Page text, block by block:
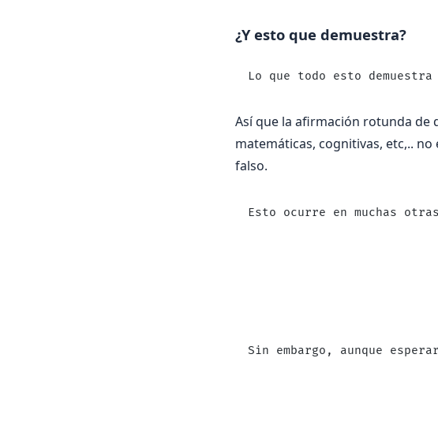
¿Y esto que demuestra?
Lo que todo esto
Así que la afirmación rotunda de
matemáticas, cognitivas, etc,..
falso.
Esto ocurre en muchas
Sin embargo, aunque